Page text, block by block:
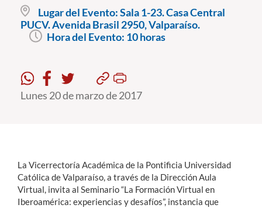
Postgrado
Formación Continua
Académicos
English
Lugar del Evento:Sala 1-23. Casa Central
PUCV. Avenida Brasil 2950, Valparaíso.
Hora del Evento: 10 horas
Lunes 20 de marzo de 2017
La Vicerrectoría Académica de la Pontificia Universidad
Católica de Valparaíso, a través de la Dirección Aula
Virtual, invita al Seminario “La Formación Virtual en
Iberoamérica: experiencias y desafíos”, instancia que